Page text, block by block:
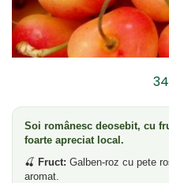
Migdal
Rodiu
Soi românesc deosebit, cu
foarte apreciat local.
🍒 Fruct: Galben-roz cu pete
aromat.